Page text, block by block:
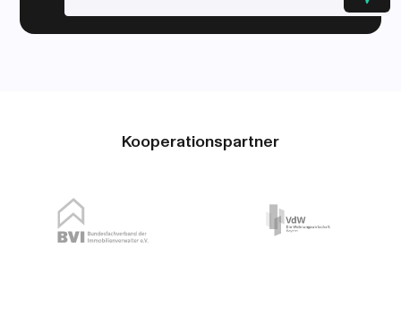
Kooperationspartner